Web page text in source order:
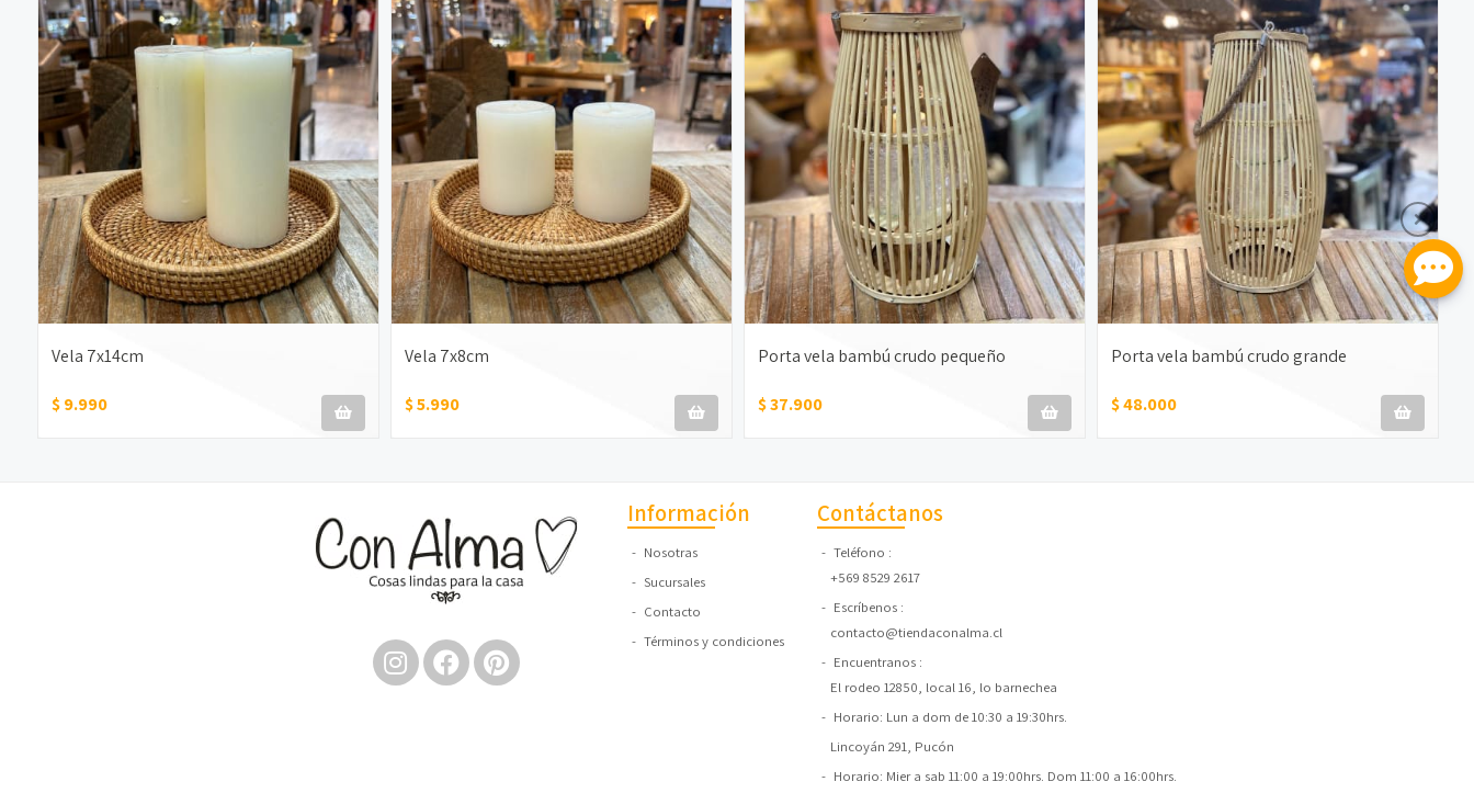
Vela 7x14cm
$ 9.990
Vela 7x8cm
$ 5.990
Porta vela bambú crudo pequeño
$ 37.900
Porta vela bambú crudo grande
$ 48.000
Información
Nosotras
Sucursales
Contacto
Términos y condiciones
Contáctanos
Teléfono
+569 8529 2617
Escríbenos
contacto@tiendaconalma.cl
Encuentranos
El rodeo 12850, local 16, lo barnechea
Horario: Lun a dom de 10:30 a 19:30hrs.
Lincoyán 291, Pucón
Horario: Mier a sab 11:00 a 19:00hrs. Dom 11:00 a 16:00hrs.